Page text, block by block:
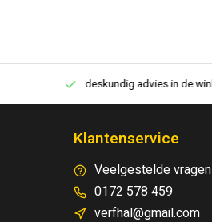
deskundig advies in de winkel
Klantenservice
Veelgestelde vragen
0172 578 459
verfhal@gmail.com